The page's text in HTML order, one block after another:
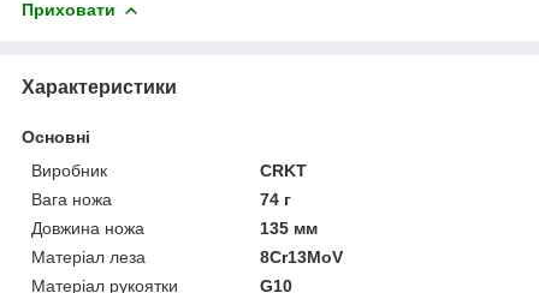
Приховати
Характеристики
Основні
Виробник
CRKT
Вага ножа
74 г
Довжина ножа
135 мм
Матеріал леза
8Cr13MoV
Матеріал рукоятки
G10